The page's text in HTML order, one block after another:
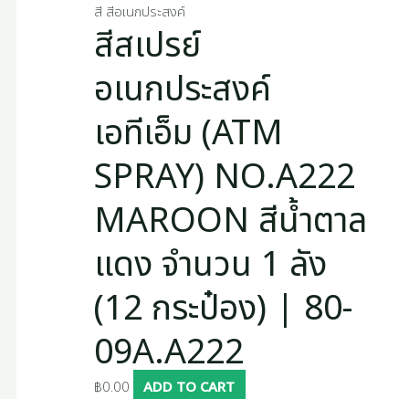
สี สีอเนกประสงค์
สีสเปรย์
อเนกประสงค์
เอทีเอ็ม (ATM
SPRAY) NO.A222
MAROON สีน้ำตาล
แดง จำนวน 1 ลัง
(12 กระป๋อง) | 80-
09A.A222
฿0.00 ADD TO CART